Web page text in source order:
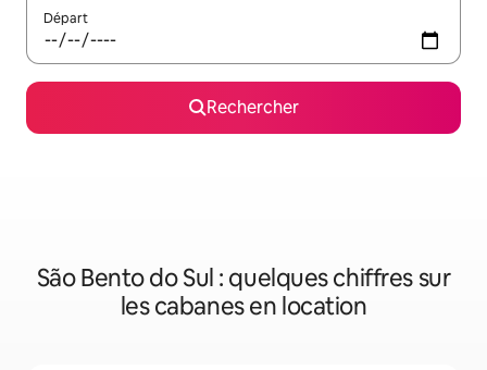
Départ
Rechercher
São Bento do Sul : quelques chiffres sur
les cabanes en location